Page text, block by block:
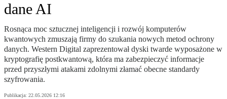
dane AI
Rosnąca moc sztucznej inteligencji i rozwój komputerów
kwantowych zmuszają firmy do szukania nowych metod ochrony
danych. Western Digital zaprezentował dyski twarde wyposażone w
kryptografię postkwantową, która ma zabezpieczyć informacje
przed przyszłymi atakami zdolnymi złamać obecne standardy
szyfrowania.
Publikacja: 22.05.2026 12:16